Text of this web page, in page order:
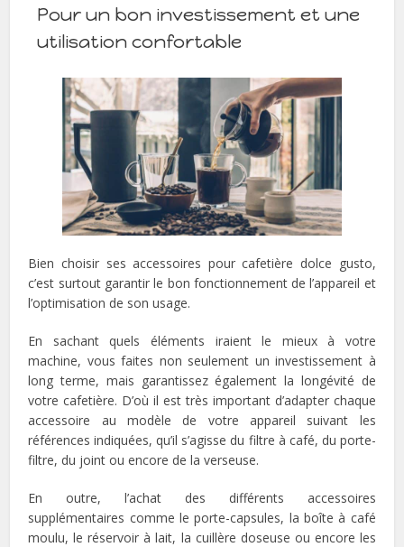
Pour un bon investissement et une
utilisation confortable
Bien choisir ses accessoires pour cafetière dolce gusto,
c’est surtout garantir le bon fonctionnement de l’appareil et
l’optimisation de son usage.
En sachant quels éléments iraient le mieux à votre
machine, vous faites non seulement un investissement à
long terme, mais garantissez également la longévité de
votre cafetière. D’où il est très important d’adapter chaque
accessoire au modèle de votre appareil suivant les
références indiquées, qu’il s’agisse du filtre à café, du porte-
filtre, du joint ou encore de la verseuse.
En outre, l’achat des différents accessoires
supplémentaires comme le porte-capsules, la boîte à café
moulu, le réservoir à lait, la cuillère doseuse ou encore les